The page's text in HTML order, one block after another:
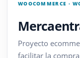
WOOCOMMERCE ·
Proyecto
facilitar la